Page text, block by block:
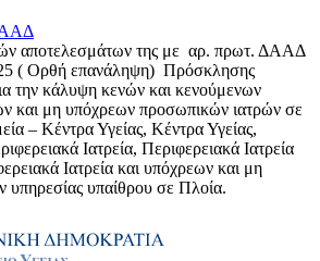
αποτελεσμάτων της με αρ. πρωτ. ΔΑΑΔ
( Ορθή επανάληψη) Πρόσκλησης
την κάλυψη κενών και κενούμενων
και μη υπόχρεων προσωπικών ιατρών σε
– Κέντρα Υγείας, Κέντρα Υγείας,
Ιατρεία, Περιφερειακά Ιατρεία
Ιατρεία και υπόχρεων και μη
υπηρεσίας υπαίθρου σε Πλοία.